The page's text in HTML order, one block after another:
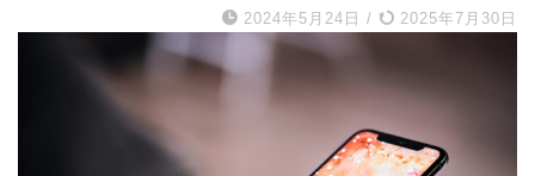
2024年5月24日 / 2025年7月30日